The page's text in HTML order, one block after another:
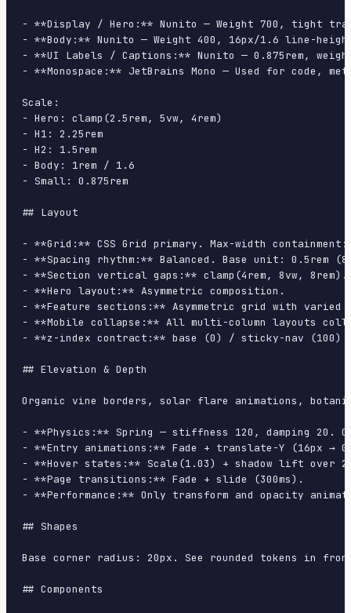
- **Display / Hero:** Nunito — Weight 700, tight
- **Body:** Nunito — Weight 400, 16px/1.6 line-
- **UI Labels / Captions:** Nunito — 0.875rem,
- **Monospace:** JetBrains Mono — Used for code,
Scale:
- Hero: clamp(2.5rem, 5vw, 4rem)
- H1: 2.25rem
- H2: 1.5rem
- Body: 1rem / 1.6
- Small: 0.875rem
## Layout
- **Grid:** CSS Grid primary. Max-width
- **Spacing rhythm:** Balanced. Base unit: 0.5rem
- **Section vertical gaps:** clamp(4rem, 8vw, 8rem).
- **Hero layout:** Asymmetric composition.
- **Feature sections:** Asymmetric grid with varied
- **Mobile collapse:** All multi-column layouts
- **z-index contract:** base (0) / sticky-nav
## Elevation & Depth
Organic vine borders, solar flare animations,
- **Physics:** Spring — stiffness 120, damping 20.
- **Entry animations:** Fade + translate-Y (16px →
- **Hover states:** Scale(1.03) + shadow lift over
- **Page transitions:** Fade + slide (300ms).
- **Performance:** Only transform and opacity
## Shapes
Base corner radius: 20px. See rounded tokens in
## Components